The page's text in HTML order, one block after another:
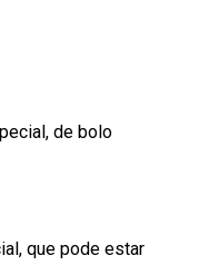
de bolo
que pode estar